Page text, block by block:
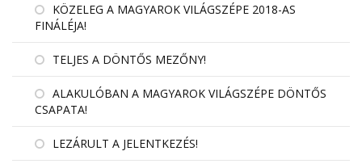
KÖZELEG A MAGYAROK VILÁGSZÉPE 2018-AS
FINÁLÉJA!
TELJES A DÖNTŐS MEZŐNY!
ALAKULÓBAN A MAGYAROK VILÁGSZÉPE DÖNTŐS
CSAPATA!
LEZÁRULT A JELENTKEZÉS!